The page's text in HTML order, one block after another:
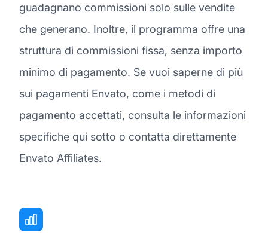
guadagnano commissioni solo sulle vendite
che generano. Inoltre, il programma offre una
struttura di commissioni fissa, senza importo
minimo di pagamento. Se vuoi saperne di più
sui pagamenti Envato, come i metodi di
pagamento accettati, consulta le informazioni
specifiche qui sotto o contatta direttamente
Envato Affiliates.